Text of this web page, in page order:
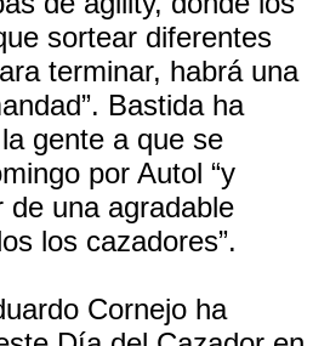
sortear diferentes
terminar, habrá una
Bastida ha
gente a que se
por Autol “y
de una agradable
los cazadores”.
Cornejo ha